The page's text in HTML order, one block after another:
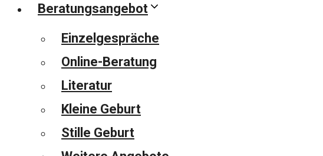
Beratungsangebot
Einzelgespräche
Online-Beratung
Literatur
Kleine Geburt
Stille Geburt